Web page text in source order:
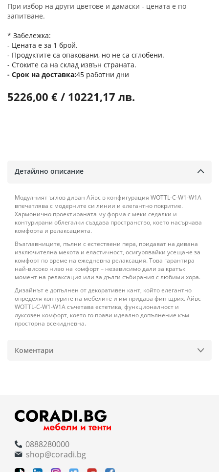
При избор на други цветове и дамаски - цената е по
запитване.
* Забележка:
- Цената е за 1 брой.
- Продуктите са опаковани, но не са сглобени.
- Стоките са на склад извън страната.
Срок на доставка 45 работни дни
5226,00 € / 10221,17 лв.
Детайлно описание
Модулният ъглов диван Айвс в конфигурация WOTTL-C-W1-W1A
впечатлява с модерните си линии и елегантно покритие.
Хармонично проектираната му форма с меки седалки и
контурирани облегалки създава пространство, което насърчава
комфорта и релаксацията.
Възглавниците, пълни с естествени пера, придават на дивана
изключителна мекота и еластичност, осигурявайки усещане за
комфорт по време на ежедневна релаксация. Това гарантира
най-високо ниво на комфорт – независимо дали за кратък
момент на релаксация или за дълги събирания с любими хора.
Дизайнът е допълнен от декоративен кант, който елегантно
определя контурите на мебелите и им придава фин щрих. Айвс
WOTTL-C-W1-W1A съчетава естетика, функционалност и
луксозен комфорт, което го прави идеално допълнение към
просторна всекидневна.
Коментари
0888280000
shop@coradi.bg